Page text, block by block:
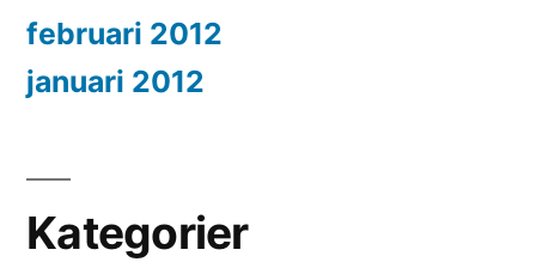
februari 2012
januari 2012
Kategorier